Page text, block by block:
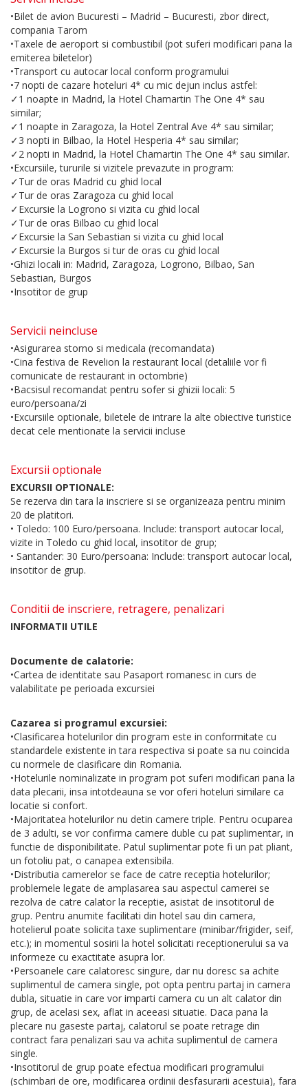
•Bilet de avion Bucuresti – Madrid – Bucuresti, zbor direct,
compania Tarom
•Taxele de aeroport si combustibil (pot suferi modificari pana la
emiterea biletelor)
•Transport cu autocar local conform programului
•7 nopti de cazare hoteluri 4* cu mic dejun inclus astfel:
✓1 noapte in Madrid, la Hotel Chamartin The One 4* sau
similar;
✓1 noapte in Zaragoza, la Hotel Zentral Ave 4* sau similar;
✓3 nopti in Bilbao, la Hotel Hesperia 4* sau similar;
✓2 nopti in Madrid, la Hotel Chamartin The One 4* sau similar.
•Excursiile, tururile si vizitele prevazute in program:
✓Tur de oras Madrid cu ghid local
✓Tur de oras Zaragoza cu ghid local
✓Excursie la Logrono si vizita cu ghid local
✓Tur de oras Bilbao cu ghid local
✓Excursie la San Sebastian si vizita cu ghid local
✓Excursie la Burgos si tur de oras cu ghid local
•Ghizi locali in: Madrid, Zaragoza, Logrono, Bilbao, San
Sebastian, Burgos
•Insotitor de grup
Servicii neincluse
•Asigurarea storno si medicala (recomandata)
•Cina festiva de Revelion la restaurant local (detaliile vor fi
comunicate de restaurant in octombrie)
•Bacsisul recomandat pentru sofer si ghizii locali: 5
euro/persoana/zi
•Excursiile optionale, biletele de intrare la alte obiective turistice
decat cele mentionate la servicii incluse
Excursii optionale
EXCURSII OPTIONALE:
Se rezerva din tara la inscriere si se organizeaza pentru minim
20 de platitori.
• Toledo: 100 Euro/persoana. Include: transport autocar local,
vizite in Toledo cu ghid local, insotitor de grup;
• Santander: 30 Euro/persoana: Include: transport autocar local,
insotitor de grup.
Conditii de inscriere, retragere, penalizari
INFORMATII UTILE
Documente de calatorie:
•Cartea de identitate sau Pasaport romanesc in curs de
valabilitate pe perioada excursiei
Cazarea si programul excursiei:
•Clasificarea hotelurilor din program este in conformitate cu
standardele existente in tara respectiva si poate sa nu coincida
cu normele de clasificare din Romania.
•Hotelurile nominalizate in program pot suferi modificari pana la
data plecarii, insa intotdeauna se vor oferi hoteluri similare ca
locatie si confort.
•Majoritatea hotelurilor nu detin camere triple. Pentru ocuparea
de 3 adulti, se vor confirma camere duble cu pat suplimentar, in
functie de disponibilitate. Patul suplimentar pote fi un pat pliant,
un fotoliu pat, o canapea extensibila.
•Distributia camerelor se face de catre receptia hotelurilor;
problemele legate de amplasarea sau aspectul camerei se
rezolva de catre calator la receptie, asistat de insotitorul de
grup. Pentru anumite facilitati din hotel sau din camera,
hotelierul poate solicita taxe suplimentare (minibar/frigider, seif,
etc.); in momentul sosirii la hotel solicitati receptionerului sa va
informeze cu exactitate asupra lor.
•Persoanele care calatoresc singure, dar nu doresc sa achite
suplimentul de camera single, pot opta pentru partaj in camera
dubla, situatie in care vor imparti camera cu un alt calator din
grup, de acelasi sex, aflat in aceeasi situatie. Daca pana la
plecare nu gaseste partaj, calatorul se poate retrage din
contract fara penalizari sau va achita suplimentul de camera
single.
•Insotitorul de grup poate efectua modificari programului
(schimbari de ore, modificarea ordinii desfasurarii acestuia), fara